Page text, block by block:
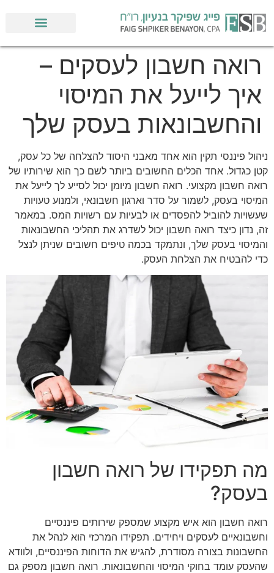
רואה חשבון לעסקים –
איך לייעל את המיסוי
והחשבונאות בעסק שלך
ניהול פיננסי תקין הוא אחד מאבני היסוד להצלחה של כל עסק,
קטן כגדול. אחד הכלים החשובים ביותר לשם כך הוא שירותיו של
רואה חשבון מקצועי. רואה חשבון מיומן יכול לסייע לך לייעל את
המיסוי בעסק, לשמור על סדר וארגון חשבונאי, ולמנוע טעויות
שעשויות להוביל להפסדים או לבעיות עם רשויות המס. במאמר
זה, נדון כיצד רואה חשבון יכול לשדרג את תהליכי החשבונאות
והמיסוי בעסק שלך, ונתמקד בכמה טיפים חשובים שניתן לנצל
כדי להבטיח את הצלחת העסק.
מה תפקידו של רואה חשבון
בעסק?
רואה חשבון הוא איש מקצוע שמספק שירותים פיננסיים
וחשבונאיים לעסקים ויחידים. תפקידו המרכזי הוא לנהל את
החשבונות בצורה מסודרת, להגיש את הדוחות הפיננסיים, ולוודא
שהעסק עומד בחוקי המיסוי והחשבונאות. רואה חשבון מספק גם